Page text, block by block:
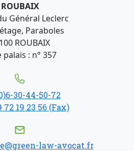
ROUBAIX
Général Leclerc
Paraboles
ROUBAIX
palais : n° 357
30-44-50-72
72 19 23 56 (Fax)
law-avocat.fr